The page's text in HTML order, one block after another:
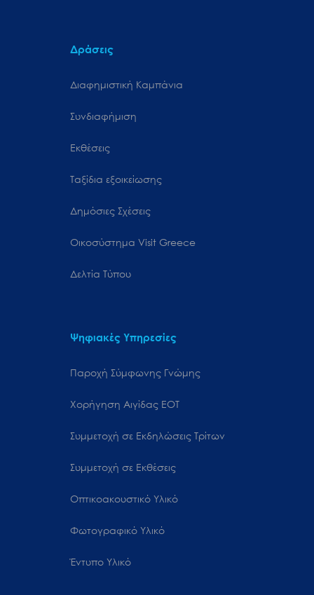
Δράσεις
Διαφημιστική Καμπάνια
Συνδιαφήμιση
Εκθέσεις
Ταξίδια εξοικείωσης
Δημόσιες Σχέσεις
Oικοσύστημα Visit Greece
Δελτία Τύπου
Ψηφιακές Υπηρεσίες
Παροχή Σύμφωνης Γνώμης
Χορήγηση Αιγίδας ΕΟΤ
Συμμετοχή σε Εκδηλώσεις Τρίτων
Συμμετοχή σε Εκθέσεις
Οπτικοακουστικό Υλικό
Φωτογραφικό Υλικό
Έντυπο Υλικό